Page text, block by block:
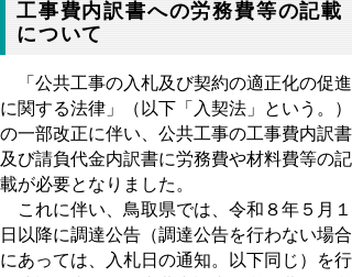
工事費内訳書への労務費等の記載
について
「公共工事の入札及び契約の適正化の促進
に関する法律」（以下「入契法」という。）
の一部改正に伴い、公共工事の工事費内訳書
及び請負代金内訳書に労務費や材料費等の記
載が必要となりました。
これに伴い、鳥取県では、令和８年５月１
日以降に調達公告（調達公告を行わない場合
にあっては、入札日の通知。以下同じ）を行